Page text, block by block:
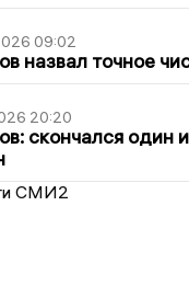
09:02
назвал точное
20:20
скончался один
СМИ2